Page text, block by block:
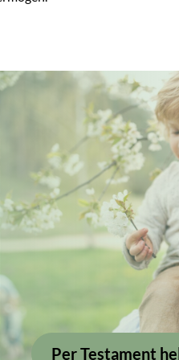
Per Testament